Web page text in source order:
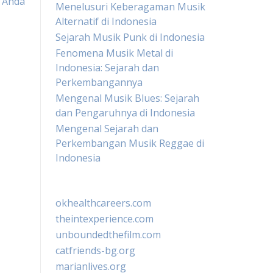
Menelusuri Keberagaman Musik
Alternatif di Indonesia
Sejarah Musik Punk di Indonesia
Fenomena Musik Metal di
Indonesia: Sejarah dan
Perkembangannya
Mengenal Musik Blues: Sejarah
dan Pengaruhnya di Indonesia
Mengenal Sejarah dan
Perkembangan Musik Reggae di
Indonesia
okhealthcareers.com
theintexperience.com
unboundedthefilm.com
catfriends-bg.org
marianlives.org